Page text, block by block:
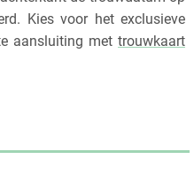
Kies voor het exclusieve
aansluiting met trouwkaart